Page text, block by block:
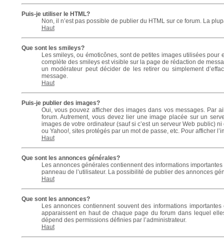
Puis-je utiliser le HTML?
Non, il n’est pas possible de publier du HTML sur ce forum. La
Haut
Que sont les smileys?
Les smileys, ou émoticônes, sont de petites images utilisées
complète des smileys est visible sur la page de rédaction de
un modérateur peut décider de les retirer ou simplement
message.
Haut
Puis-je publier des images?
Oui, vous pouvez afficher des images dans vos messages. Par
forum. Autrement, vous devez lier une image placée sur un
images de votre ordinateur (sauf si c’est un serveur Web public)
ou Yahoo!, sites protégés par un mot de passe, etc. Pour afficher
Haut
Que sont les annonces générales?
Les annonces générales contiennent des informations
panneau de l’utilisateur. La possibilité de publier des annonces
Haut
Que sont les annonces?
Les annonces contiennent souvent des informations
apparaissent en haut de chaque page du forum dans lequel
dépend des permissions définies par l’administrateur.
Haut